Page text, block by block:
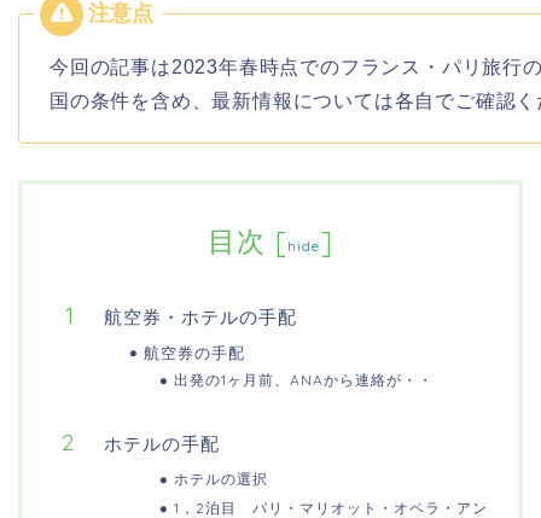
今回の記事は2023年春時点でのフランス・パリ旅行
国の条件を含め、最新情報については各自でご確認
目次 [hide]
航空券・ホテルの手配
航空券の手配
出発の1ヶ月前、ANAから連絡が・・
ホテルの手配
ホテルの選択
1，2泊目 パリ・マリオット・オペラ・アン